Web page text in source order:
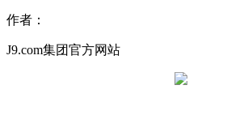
作者：
J9.com集团官方网站